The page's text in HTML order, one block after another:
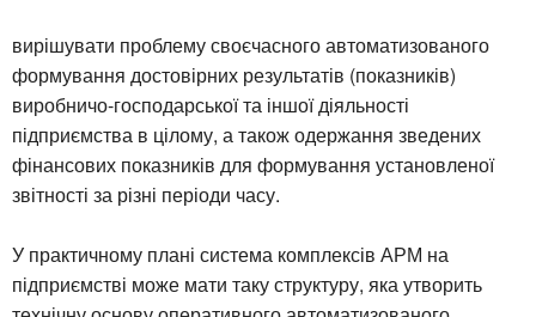
вирішувати проблему своєчасного автоматизованого
формування достовірних результатів (показників)
виробничо-господарської та іншої діяльності
підприємства в цілому, а також одержання зведених
фінансових показників для формування установленої
звітності за різні періоди часу.
У практичному плані система комплексів АРМ на
підприємстві може мати таку структуру, яка утворить